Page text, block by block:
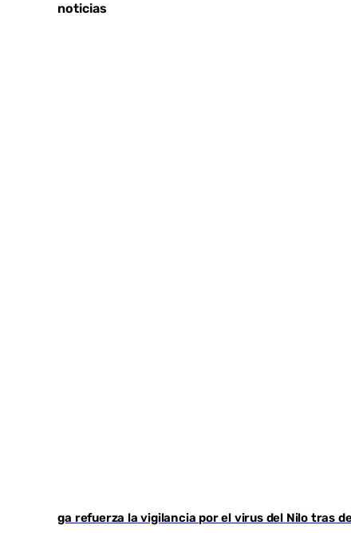
Últimas noticias
Málaga refuerza la vigilancia por el virus del Nilo tras